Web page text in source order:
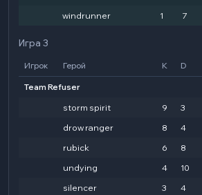
windrunner
1 7
Игра 3
Игрок Герой K D
Team Refuser
storm spirit
9 3
drow ranger
8 4
rubick
6 8
undying
4 10
silencer
3 4